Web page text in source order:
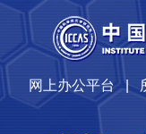
网上办公平台|